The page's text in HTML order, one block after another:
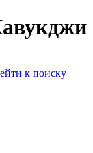
к поиску